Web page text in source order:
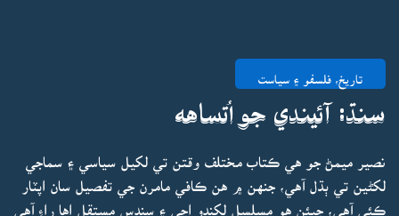
تاريخ، فلسفو ۽ سياست
سنڌ: آئيندي جو اُتساهه
نصير ميمڻ جو هي ڪتاب مختلف وقتن تي لکيل سياسي ۽ سماجي
لکڻين تي ٻڌل آهي، جنهن ۾ هن ڪافي مامرن جي تفصيل سان اپٽار
ڪئي آهي، جيئن هو مسلسل لکندو اچي ۽ سندس مستقل اها راءِ آهي